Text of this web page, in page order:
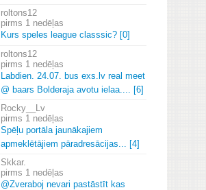
roltons12
1 nedēļas
Kurs speles league classsic? [0]
roltons12
1 nedēļas
Labdien. 24.07. bus exs. lv real meet
@ baars Bolderaja avotu ielaa.... [6]
Rocky__Lv
1 nedēļas
Spēļu portāla jaunākajiem
apmeklētājiem pāradresācijas... [4]
Skkar.
1 nedēļas
@Zveraboj nevari pastāstīt kas